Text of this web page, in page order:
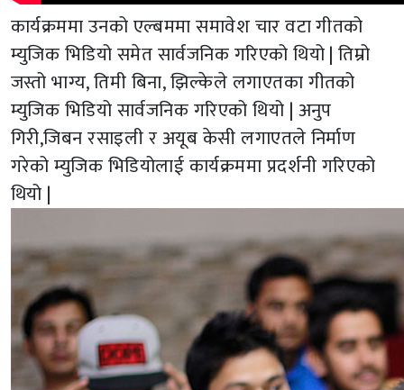
कार्यक्रममा उनको एल्बममा समावेश चार वटा गीतको
म्युजिक भिडियो समेत सार्वजनिक गरिएको थियो | तिम्रो
जस्तो भाग्य, तिमी बिना, झिल्केले लगाएतका गीतको
म्युजिक भिडियो सार्वजनिक गरिएको थियो | अनुप
गिरी,जिबन रसाइली र अयूब केसी लगाएतले निर्माण
गरेको म्युजिक भिडियोलाई कार्यक्रममा प्रदर्शनी गरिएको
थियो |